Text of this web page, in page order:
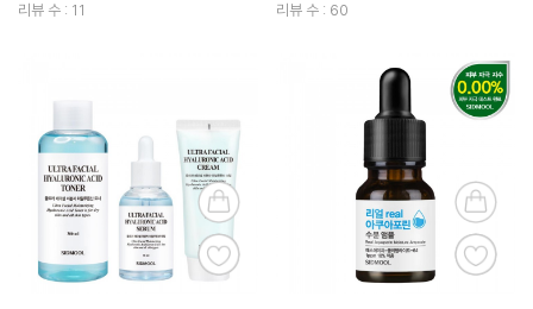
리뷰 수 : 11 리뷰 수 : 60